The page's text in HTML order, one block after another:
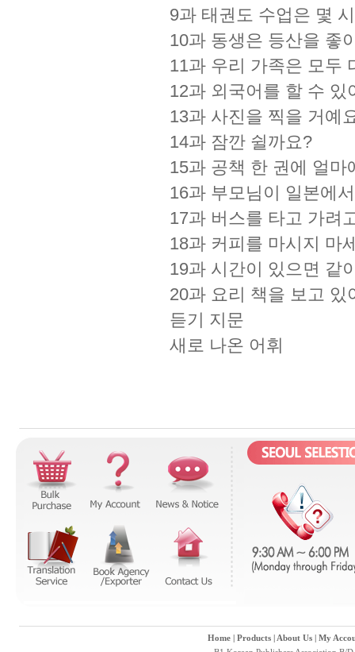
9과 태권도 수업은 몇
10과 동생은 등산을 좋
11과 우리 가족은 모두
12과 외국어를 할 수 있
13과 사진을 찍을 거예
14과 잠깐 쉴까요?
15과 공책 한 권에 얼마
16과 부모님이 일본에
17과 버스를 타고 가려
18과 커피를 마시지 마
19과 시간이 있으면 같
20과 요리 책을 보고 있
듣기 지문
새로 나온 어휘
Home| Products| About Us| My